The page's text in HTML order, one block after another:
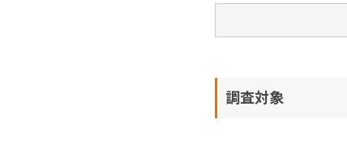
調査対象